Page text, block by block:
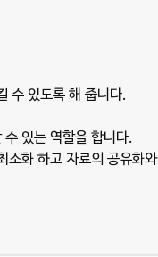
수 있도록 해 줍니다.
있는 역할을 합니다.
소화 하고 자료의 공유화와